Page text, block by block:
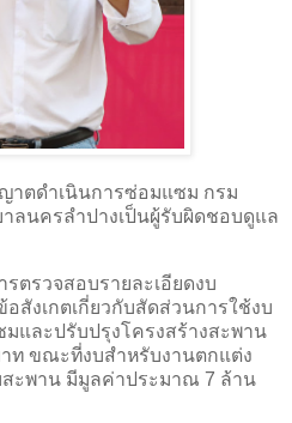
าตดำเนินการซ่อมแซม กรม
ลนครลำปางเป็นผู้รับผิดชอบดูแล
รตรวจสอบรายละเอียดงบ
สังเกตเกี่ยวกับสัดส่วนการใช้งบ
และปรับปรุงโครงสร้างสะพาน
ท ขณะที่งบสำหรับงานตกแต่ง
ะพาน มีมูลค่าประมาณ 7 ล้าน